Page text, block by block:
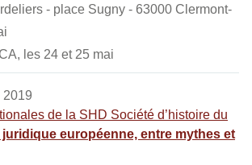
- place Sugny - 63000 Clermont-
les 24 et 25 mai
2019
de la SHD Société d’histoire du
européenne, entre mythes et